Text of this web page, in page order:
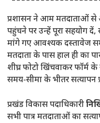
प्रशासन ने आम मतदाताओं
पहुंचने पर उन्हें पूरा सहयोग
मांगे गए आवश्यक दस्तावेज
मतदाता के पास हाल ही का
शीघ्र फोटो खिंचवाकर फॉर्म
समय-सीमा के भीतर सत्यापन
प्रखंड विकास पदाधिकारी
सभी पात्र मतदाताओं का